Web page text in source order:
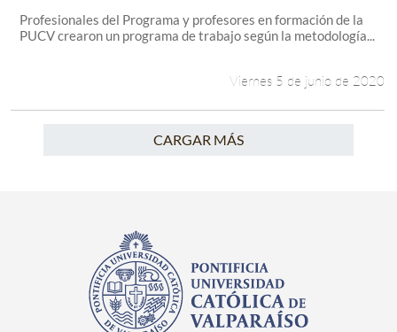
Profesionales del Programa y profesores en formación de la
PUCV crearon un programa de trabajo según la metodología...
Viernes 5 de junio de 2020
CARGAR MÁS